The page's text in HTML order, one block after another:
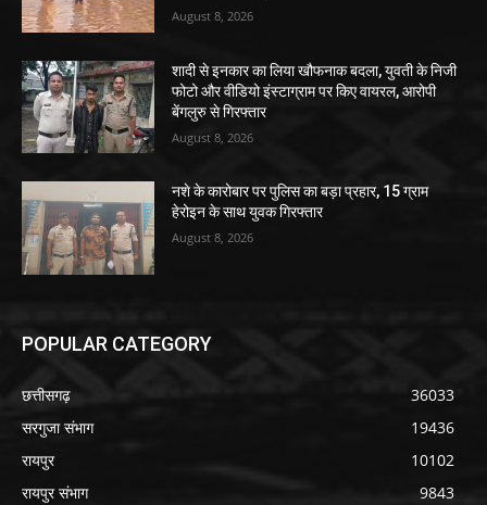
August 8, 2026
शादी से इनकार का लिया खौफनाक बदला, युवती के निजी
फोटो और वीडियो इंस्टाग्राम पर किए वायरल, आरोपी
बेंगलुरु से गिरफ्तार
August 8, 2026
नशे के कारोबार पर पुलिस का बड़ा प्रहार, 15 ग्राम
हेरोइन के साथ युवक गिरफ्तार
August 8, 2026
POPULAR CATEGORY
छत्तीसगढ़
36033
सरगुजा संभाग
19436
रायपुर
10102
रायपुर संभाग
9843